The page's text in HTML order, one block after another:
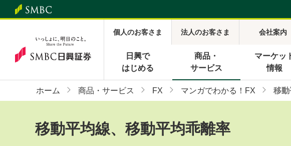
個人のお客さま 法人のお客さま 会社案内
日興で
はじめる
商品・
サービス
マーケッ
情報
ホーム 商品・サービス FX マンガでわかる！FX 移
移動平均線、移動平均乖離率